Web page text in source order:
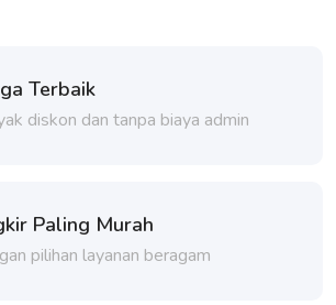
Terbaik
diskon dan tanpa biaya admin
Paling Murah
pilihan layanan beragam